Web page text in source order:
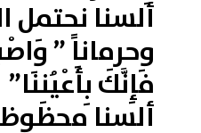
ألسنا نحتمل
وحرماناً ”
فَإِنَّكَ بِأَعْيُنِنَا”
ألسنا